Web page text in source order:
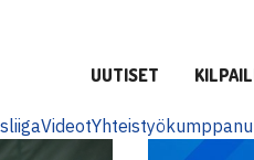
UUTISET
Videot